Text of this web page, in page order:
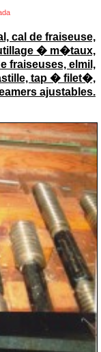
cal de fraiseuse,
� m�taux,
fraiseuses, elmil,
tap � filet�,
ajustables.